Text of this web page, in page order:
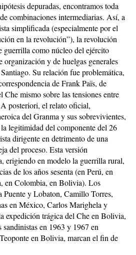
depuradas, encontramos toda
combinaciones intermediarias. Así, a
simplificada (especialmente por el
en la revolución”), la revolución
guerrilla como núcleo del ejército
organización y de huelgas generales
Su relación fue problemática,
de Frank Païs, de
mismo sobre las tensiones entre
posteriori, el relato oficial,
del Granma y sus sobrevivientes,
legitimidad del componente del 26
dirigente en detrimento de una
del proceso. Esta versión
erigiendo en modelo la guerrilla rural,
de los años sesenta (en Perú, en
en Colombia, en Bolivia). Los
Puente y Lobaton, Camillo Torres,
en México, Carlos Marighela y
expedición trágica del Che en Bolivia,
en 1963 y 1967 en
en Bolivia, marcan el fin de